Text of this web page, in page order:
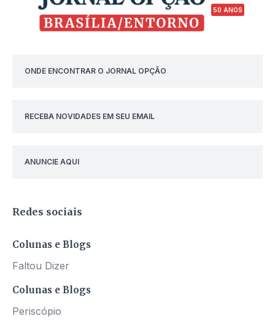
50 ANOS
ONDE ENCONTRAR O JORNAL OPÇÃO
RECEBA NOVIDADES EM SEU EMAIL
ANUNCIE AQUI
Redes sociais
Colunas e Blogs
Faltou Dizer
Colunas e Blogs
Periscópio